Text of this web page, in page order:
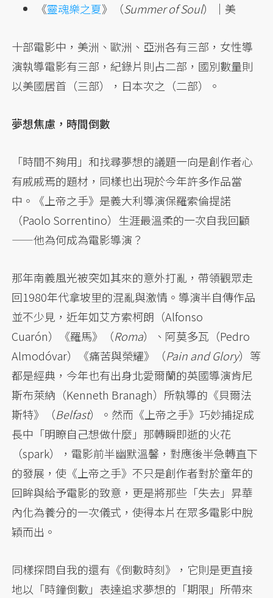
《靈魂樂之夏》（Summer of Soul）｜美
十部電影中，美洲、歐洲、亞洲各有三部，女性導
演執導電影有三部，紀錄片則占二部，國別數量則
以美國居首（三部），日本次之（二部）。
夢想焦慮，時間倒數
「時間不夠用」和找尋夢想的議題一向是創作者心
有戚戚焉的題材，同樣也出現於今年許多作品當
中。《上帝之手》是義大利導演保羅索倫提諾
（Paolo Sorrentino）生涯最溫柔的一次自我回顧
——他為何成為電影導演？
那年南義風光被突如其來的意外打亂，帶領觀眾走
回1980年代拿坡里的混亂與激情。導演半自傳作品
並不少見，近年如艾方索柯朗（Alfonso
Cuarón）《羅馬》（Roma）、阿莫多瓦（Pedro
Almodóvar）《痛苦與榮耀》（Pain and Glory）等
都是經典，今年也有出身北愛爾蘭的英國導演肯尼
斯布萊納（Kenneth Branagh）所執導的《貝爾法
斯特》（Belfast）。然而《上帝之手》巧妙捕捉成
長中「明瞭自己想做什麼」那轉瞬即逝的火花
（spark），電影前半幽默溫馨，對應後半急轉直下
的發展，使《上帝之手》不只是創作者對於童年的
回眸與給予電影的致意，更是將那些「失去」昇華
內化為養分的一次儀式，使得本片在眾多電影中脫
穎而出。
同樣探問自我的還有《倒數時刻》，它則是更直接
地以「時鐘倒數」表達追求夢想的「期限」所帶來